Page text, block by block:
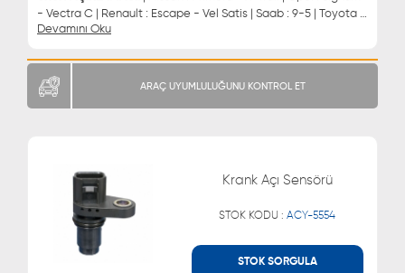
- Vectra C | Renault : Escape - Vel Satis | Saab : 9-5 | Toyota :
Auris - Corolla - Dyna - Previa - Yaris | Krank Devir Sensörü
Devamını Oku
ARAÇ UYUMLULUĞUNU KONTROL ET
Krank Açı Sensörü
STOK KODU :ACY-5554
STOK SORGULA